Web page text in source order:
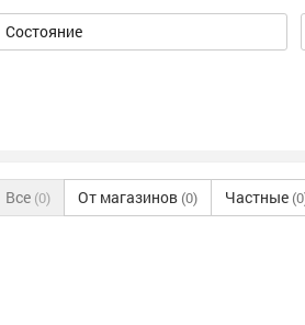
Все (0) От магазинов (0) Частные